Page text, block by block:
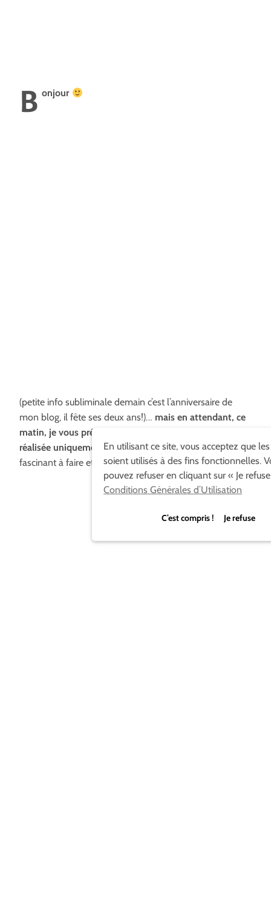
En utilisant ce site, vous acceptez que
soient utilisés à des fins fonctionnelles.
pouvez refuser en cliquant sur « Je
Conditions Générales d’Utilisation
C’est compris ! Je refuse
B onjour
(petite info subliminale demain c’est l’anniversaire de
mon blog, il fête ses deux ans!)… mais en attendant, ce
matin, je vous présente une table plutôt originale
réalisée uniquement avec des boussoles !C’est assez
fascinant à faire et à regarder.